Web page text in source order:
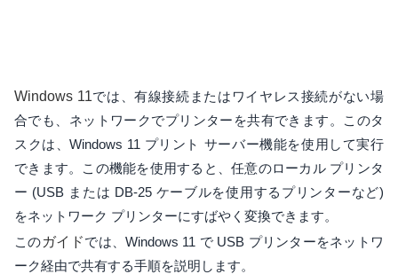
Windows 11では、有線接続またはワイヤレス接続がない場
合でも、ネットワークでプリンターを共有できます。このタ
スクは、Windows 11 プリント サーバー機能を使用して実行
できます。この機能を使用すると、任意のローカル プリンタ
ー (USB または DB-25 ケーブルを使用するプリンターなど)
をネットワーク プリンターにすばやく変換できます。
このガイドでは、Windows 11 で USB プリンターをネットワ
ーク経由で共有する手順を説明します。